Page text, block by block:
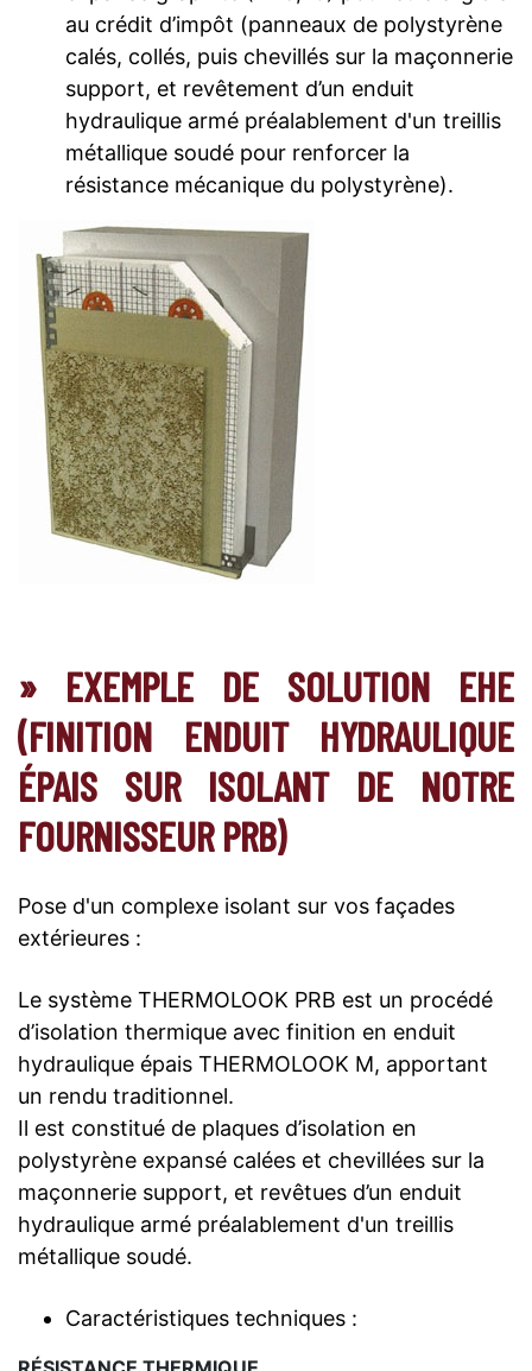
au crédit d’impôt (panneaux de polystyrène
calés, collés, puis chevillés sur la maçonnerie
support, et revêtement d’un enduit
hydraulique armé préalablement d'un treillis
métallique soudé pour renforcer la
résistance mécanique du polystyrène).
» EXEMPLE DE SOLUTION EHE
(FINITION ENDUIT HYDRAULIQUE
ÉPAIS SUR ISOLANT DE NOTRE
FOURNISSEUR PRB)
Pose d'un complexe isolant sur vos façades
extérieures :
Le système THERMOLOOK PRB est un procédé
d’isolation thermique avec finition en enduit
hydraulique épais THERMOLOOK M, apportant
un rendu traditionnel.
Il est constitué de plaques d’isolation en
polystyrène expansé calées et chevillées sur la
maçonnerie support, et revêtues d’un enduit
hydraulique armé préalablement d'un treillis
métallique soudé.
Caractéristiques techniques :